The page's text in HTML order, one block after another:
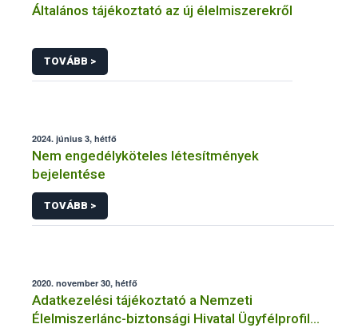
Általános tájékoztató az új élelmiszerekről
TOVÁBB >
2024. június 3, hétfő
Nem engedélyköteles létesítmények
bejelentése
TOVÁBB >
2020. november 30, hétfő
Adatkezelési tájékoztató a Nemzeti
Élelmiszerlánc-biztonsági Hivatal Ügyfélprofil